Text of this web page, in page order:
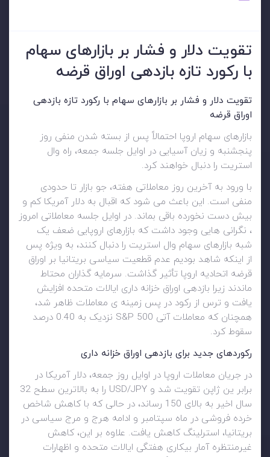
تقویت دلار و فشار بر بازارهای سهام
با رکورد تازه بازدهی اوراق قرضه
تقویت دلار و فشار بر بازارهای سهام با رکورد تازه بازدهی
اوراق قرضه
بازارهای سهام اروپا احتمالاً پس از بسته شدن منفی روز
پنجشنبه و زیان آسیایی در اوایل جلسه جمعه، راه وال
استریت را دنبال خواهند کرد.
با ورود به آخرین روز معاملاتی هفته، جو بازار تا حدودی
منفی است. این باعث می شود که اقبال به دلار آمریکا کم و
بیش دست نخورده باقی بماند. در اوایل جلسه معاملاتی امروز
، نگرانی هایی وجود داشت که بازارهای اروپایی ضعف یک
شبه بازارهای سهام وال استریت را دنبال کنند، به ویژه پس
از اینکه شاهد بودیم عدم قطعیت سیاسی بریتانیا بر اوراق
قرضه اتحادیه اروپا تأثیر گذاشت. سرمایه گذاران محتاط
ماندند زیرا بازدهی اوراق خزانه داری ایالات متحده افزایش
یافت و ترس از رکود در پس زمینه ی معاملات ظاهر شد،
همچنان که معاملات آتی S&P 500 نزدیک به 0.40 درصد
سقوط کرد.
رکوردهای جدید برای بازدهی اوراق خزانه داری
در جریان معاملات اروپا در اوایل روز جمعه، دلار آمریکا در
برابر ین ژاپن تقویت شد و USD/JPY را به بالاترین سطح 32
سال اخیر به بالای 150 رساند، در حالی که با کاهش شاخص
خرده فروشی در ماه سپتامبر و ادامه هرج و مرج سیاسی در
بریتانیا، استرلینگ کاهش یافت. علاوه بر این، کاهش
غیرمنتظره آمار بیکاری هفتگی ایالات متحده و اظهارات